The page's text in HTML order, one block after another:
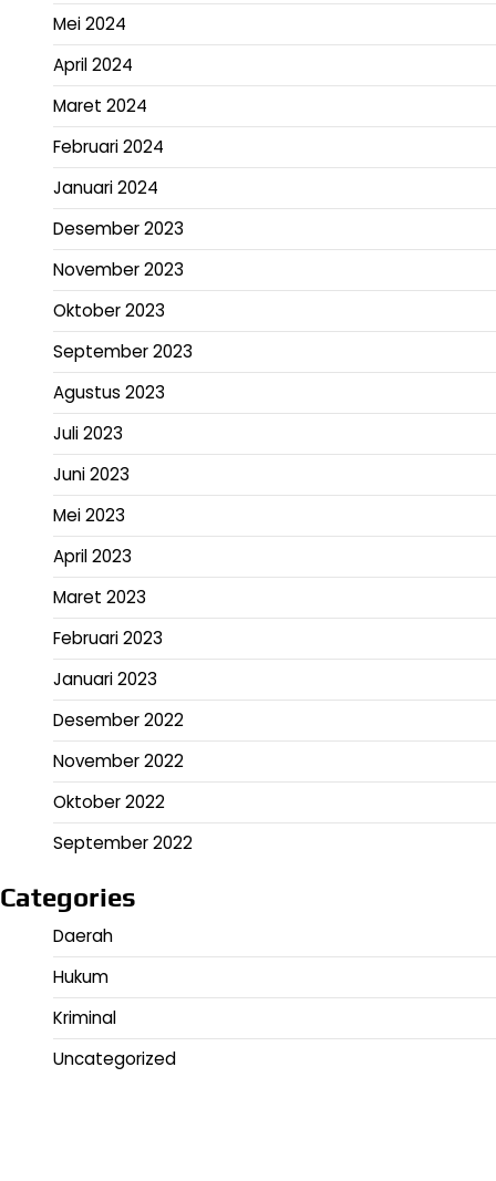
Mei 2024
April 2024
Maret 2024
Februari 2024
Januari 2024
Desember 2023
November 2023
Oktober 2023
September 2023
Agustus 2023
Juli 2023
Juni 2023
Mei 2023
April 2023
Maret 2023
Februari 2023
Januari 2023
Desember 2022
November 2022
Oktober 2022
September 2022
Categories
Daerah
Hukum
Kriminal
Uncategorized